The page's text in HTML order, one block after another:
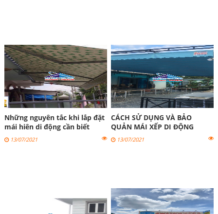
Những nguyên tắc khi lắp đặt
mái hiên di động cần biết
13/07/2021
CÁCH SỬ DỤNG VÀ BẢO
QUẢN MÁI XẾP DI ĐỘNG
13/07/2021